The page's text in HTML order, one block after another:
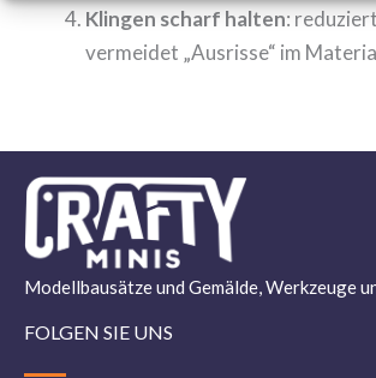
Klingen scharf halten:
vermeidet „Ausrisse“ im
Modellbausätze und Gemälde, Werkzeuge
FOLGEN SIE UNS